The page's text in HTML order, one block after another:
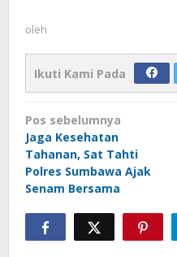
oleh
Ikuti Kami Pada
Navigasi
pos
Pos sebelumnya
Jaga Kesehatan
Tahanan, Sat Tahti
Polres Sumbawa Ajak
Senam Bersama